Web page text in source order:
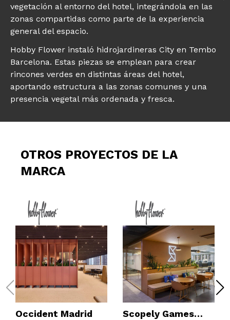
vegetación al entorno del hotel, integrándola en las
zonas compartidas como parte de la experiencia
general del espacio.
Hobby Flower instaló hidrojardineras City en Tembo
Barcelona. Estas piezas se emplean para crear
rincones verdes en distintas áreas del hotel,
aportando estructura a las zonas comunes y una
presencia vegetal más ordenada y fresca.
OTROS PROYECTOS DE LA
MARCA
Occident Madrid
Scopely Games